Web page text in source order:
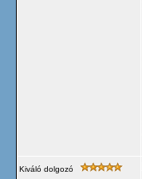
Kiváló dolgozó